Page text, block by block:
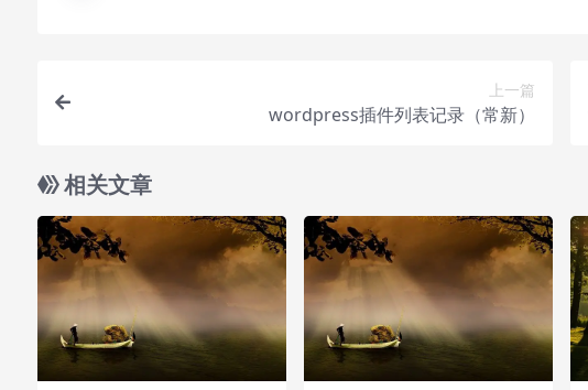
上一篇
wordpress插件列表记录（常新）
相关文章